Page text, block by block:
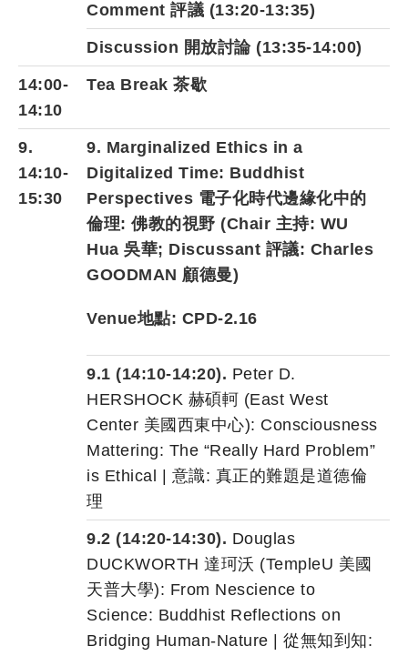
Comment 評議 (13:20-13:35)
Discussion 開放討論 (13:35-14:00)
14:00-
14:10
Tea Break 茶歇
9.
14:10-
15:30
9. Marginalized Ethics in a
Digitalized Time: Buddhist
Perspectives 電子化時代邊緣化中的
倫理: 佛教的視野 (Chair 主持: WU
Hua 吳華; Discussant 評議: Charles
GOODMAN 顧德曼)
Venue地點: CPD-2.16
9.1 (14:10-14:20). Peter D.
HERSHOCK 赫碩軻 (East West
Center 美國西東中心): Consciousness
Mattering: The “Really Hard Problem”
is Ethical | 意識: 真正的難題是道德倫
理
9.2 (14:20-14:30). Douglas
DUCKWORTH 達珂 沃 (TempleU 美國
天普大學): From Nescience to
Science: Buddhist Reflections on
Bridging Human-Nature | 從無知到知: